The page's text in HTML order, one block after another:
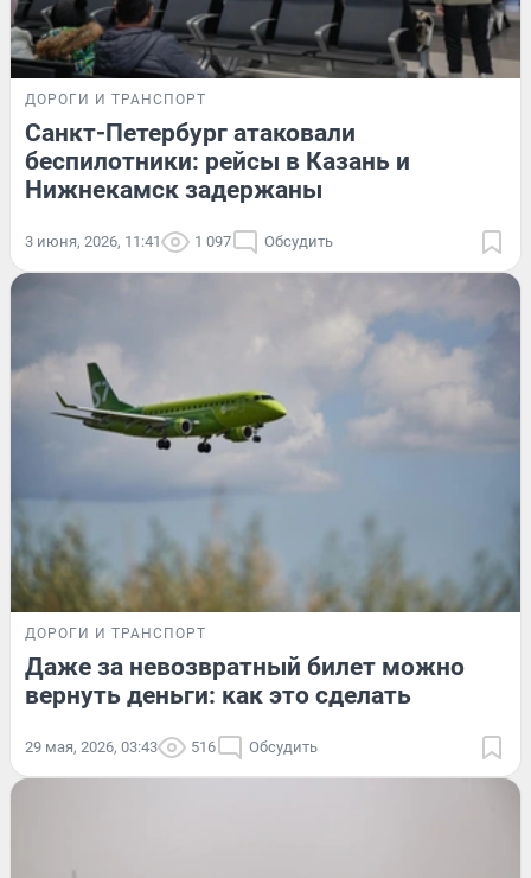
ДОРОГИ И ТРАНСПОРТ
Санкт-Петербург атаковали
беспилотники: рейсы в Казань и
Нижнекамск задержаны
3 июня, 2026, 11:41 1 097 Обсудить
ДОРОГИ И ТРАНСПОРТ
Даже за невозвратный билет можно
вернуть деньги: как это сделать
29 мая, 2026, 03:43 516 Обсудить